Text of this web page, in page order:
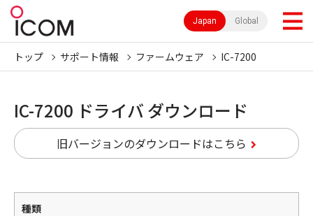
Japan Global
トップ サポート情報 ファームウェア IC-7200
IC-7200 ドライバ ダウンロード
旧バージョンのダウンロードはこちら
種類